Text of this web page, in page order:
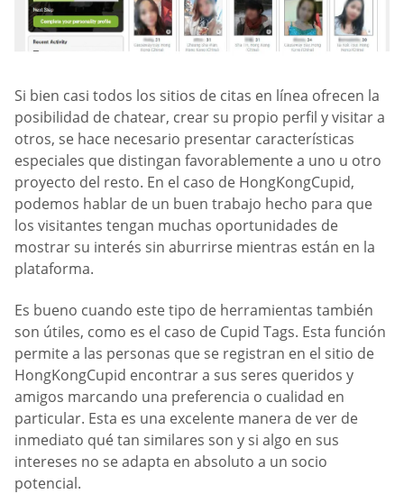
Si bien casi todos los sitios de citas en línea ofrecen la
posibilidad de chatear, crear su propio perfil y visitar a
otros, se hace necesario presentar características
especiales que distingan favorablemente a uno u otro
proyecto del resto. En el caso de HongKongCupid,
podemos hablar de un buen trabajo hecho para que
los visitantes tengan muchas oportunidades de
mostrar su interés sin aburrirse mientras están en la
plataforma.
Es bueno cuando este tipo de herramientas también
son útiles, como es el caso de Cupid Tags. Esta función
permite a las personas que se registran en el sitio de
HongKongCupid encontrar a sus seres queridos y
amigos marcando una preferencia o cualidad en
particular. Esta es una excelente manera de ver de
inmediato qué tan similares son y si algo en sus
intereses no se adapta en absoluto a un socio
potencial.